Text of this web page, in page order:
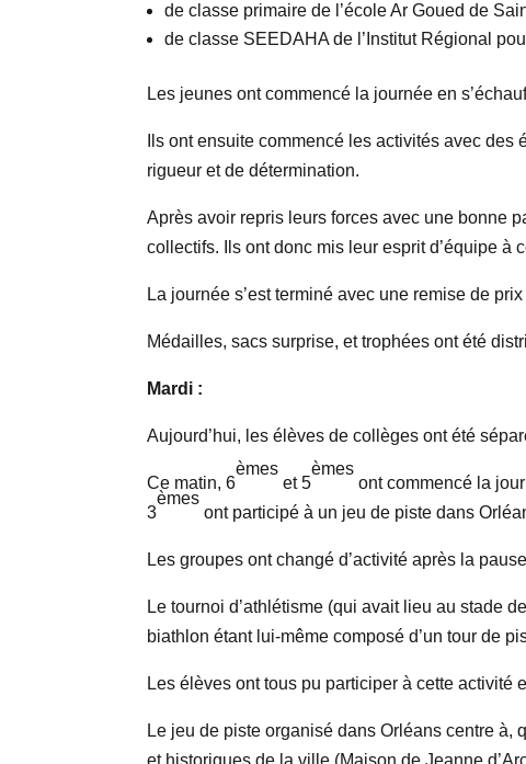
de classe primaire de l’école Ar Goued de
de classe SEEDAHA de l’Institut Régional
Les jeunes ont commencé la journée en
Ils ont ensuite commencé les activités avec
rigueur et de détermination.
Après avoir repris leurs forces avec une bonne
collectifs. Ils ont donc mis leur esprit d’équipe
La journée s’est terminé avec une remise de
Médailles, sacs surprise, et trophées ont été
Mardi :
Aujourd’hui, les élèves de collèges ont été
Ce matin, 6
èmes
et 5
èmes
ont commencé la
3
èmes
ont participé à un jeu de piste dans
Les groupes ont changé d’activité après la
Le tournoi d’athlétisme (qui avait lieu au stade
biathlon étant lui-même composé d’un tour de
Les élèves ont tous pu participer à cette activité
Le jeu de piste organisé dans Orléans centre